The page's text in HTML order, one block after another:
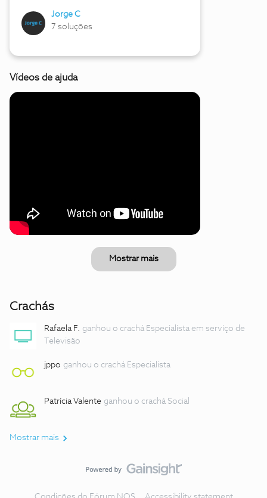
Jorge C
7 soluções
Vídeos de ajuda
Mostrar mais
Crachás
Rafaela F. ganhou o crachá Especialista em serviço de
Televisão
jppo ganhou o crachá Especialista
Patrícia Valente ganhou o crachá Social
Mostrar mais